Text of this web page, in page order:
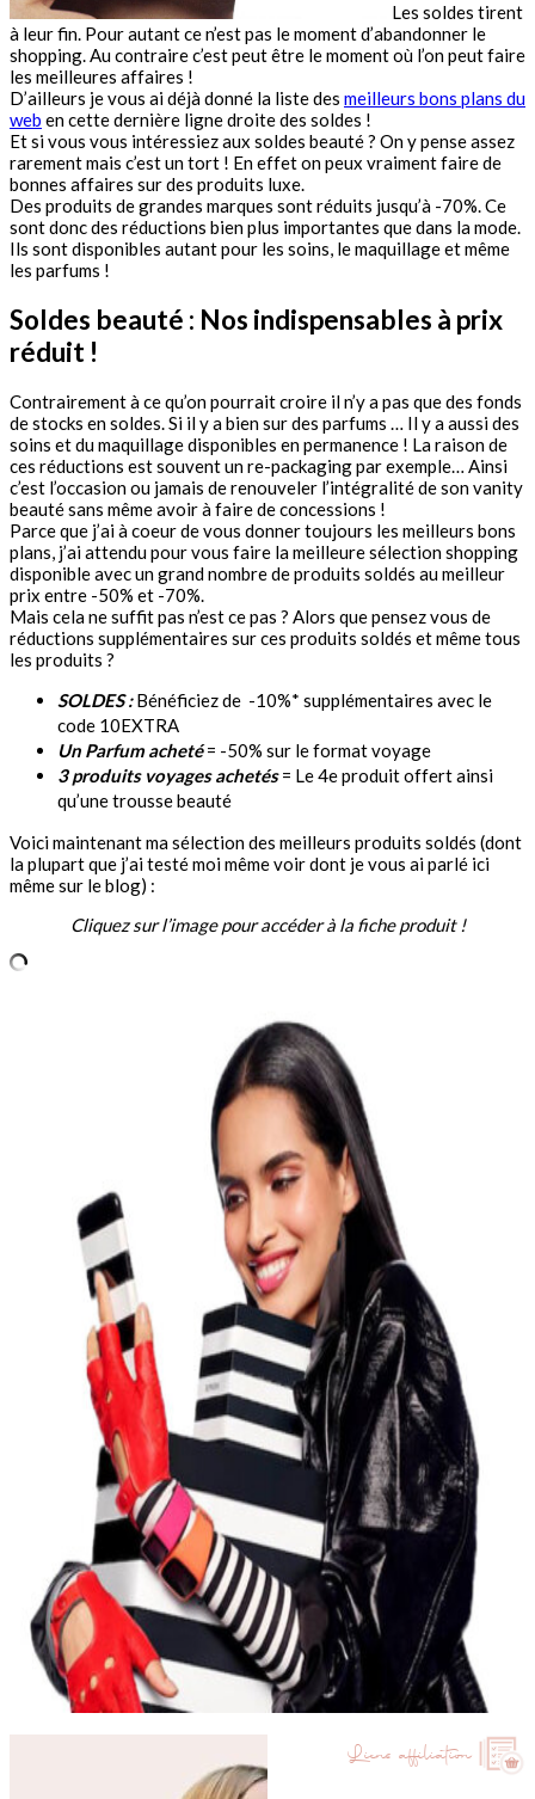
Les soldes tirent
à leur fin. Pour autant ce n’est pas le moment d’abandonner le
shopping. Au contraire c’est peut être le moment où l’on peut faire
les meilleures affaires !
D’ailleurs je vous ai déjà donné la liste des meilleurs bons plans du
web en cette dernière ligne droite des soldes !
Et si vous vous intéressiez aux soldes beauté ? On y pense assez
rarement mais c’est un tort ! En effet on peux vraiment faire de
bonnes affaires sur des produits luxe.
Des produits de grandes marques sont réduits jusqu’à -70%. Ce
sont donc des réductions bien plus importantes que dans la mode.
Ils sont disponibles autant pour les soins, le maquillage et même
les parfums !
Soldes beauté : Nos indispensables à prix
réduit !
Contrairement à ce qu’on pourrait croire il n’y a pas que des fonds
de stocks en soldes. Si il y a bien sur des parfums … Il y a aussi des
soins et du maquillage disponibles en permanence ! La raison de
ces réductions est souvent un re-packaging par exemple… Ainsi
c’est l’occasion ou jamais de renouveler l’intégralité de son vanity
beauté sans même avoir à faire de concessions !
Parce que j’ai à coeur de vous donner toujours les meilleurs bons
plans, j’ai attendu pour vous faire la meilleure sélection shopping
disponible avec un grand nombre de produits soldés au meilleur
prix entre -50% et -70%.
Mais cela ne suffit pas n’est ce pas ? Alors que pensez vous de
réductions supplémentaires sur ces produits soldés et même tous
les produits ?
SOLDES :Bénéficiez de -10%* supplémentaires avec le
code 10EXTRA
Un Parfum acheté= -50% sur le format voyage
3 produits voyages achetés= Le 4e produit offert ainsi
qu’une trousse beauté
Voici maintenant ma sélection des meilleurs produits soldés (dont
la plupart que j’ai testé moi même voir dont je vous ai parlé ici
même sur le blog) :
Cliquez sur l’image pour accéder à la fiche produit !
Liens affiliation